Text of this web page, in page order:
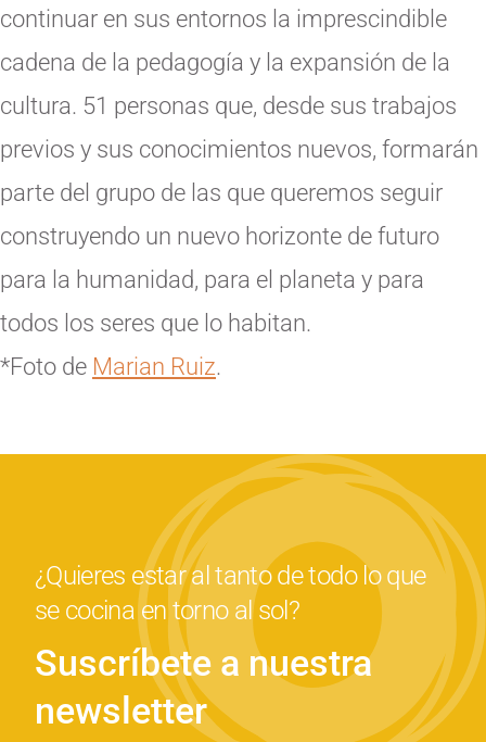
continuar en sus entornos la imprescindible
cadena de la pedagogía y la expansión de la
cultura. 51 personas que, desde sus trabajos
previos y sus conocimientos nuevos, formarán
parte del grupo de las que queremos seguir
construyendo un nuevo horizonte de futuro
para la humanidad, para el planeta y para
todos los seres que lo habitan.
*Foto de Marian Ruiz.
¿Quieres estar al tanto de todo lo que
se cocina en torno al sol?
Suscríbete a nuestra
newsletter